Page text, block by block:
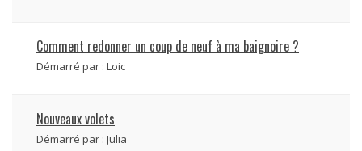
Comment redonner un coup de neuf à ma baignoire ?
Démarré par : Loic
Nouveaux volets
Démarré par : Julia